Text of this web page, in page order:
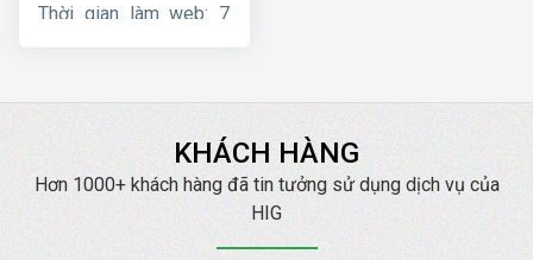
Thời gian làm web: 7
KHÁCH HÀNG
Hơn 1000+ khách hàng đã tin tưởng sử dụng dịch vụ của
HIG